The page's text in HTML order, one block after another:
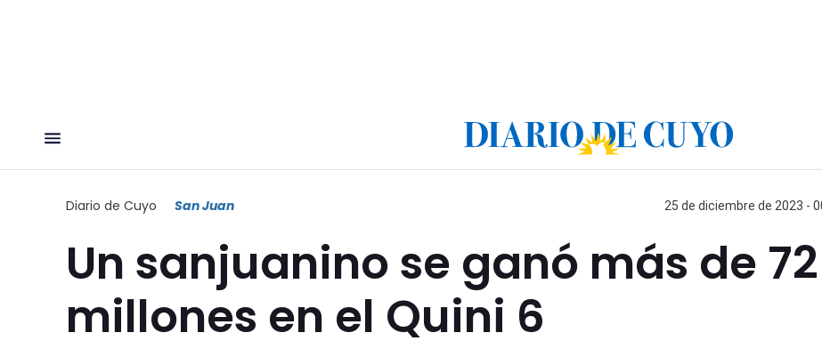
Diario de Cuyo San Juan 25 de diciembre de 2023 -
Un sanjuanino se ganó más de 72
millones en el Quini 6